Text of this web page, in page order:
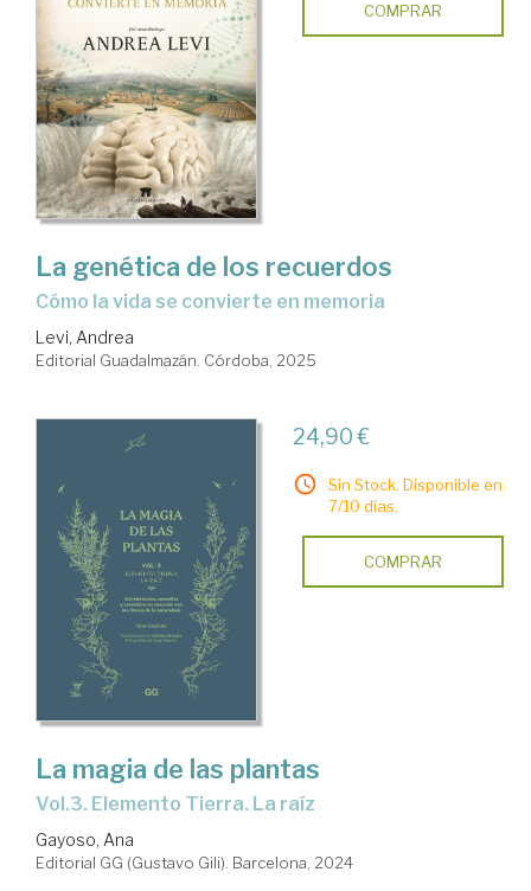
COMPRAR
La genética de los recuerdos
Cómo la vida se convierte en memoria
Levi, Andrea
Editorial Guadalmazán. Córdoba, 2025
24,90 €
Sin Stock. Disponible en
7/10 días.
COMPRAR
La magia de las plantas
Vol.3. Elemento Tierra. La raíz
Gayoso, Ana
Editorial GG (Gustavo Gili). Barcelona, 2024